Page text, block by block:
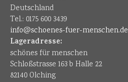
Deutschland
Tel.: 0175 600 3439
info@schoenes-fuer-menschen.de
Lageradresse:
schönes für menschen
Schloßstrasse 163 b Halle 22
82140 Olching